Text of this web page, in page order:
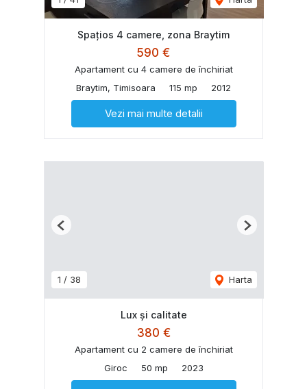
Spațios 4 camere, zona Braytim
590 €
Apartament cu 4 camere de închiriat
Braytim, Timisoara
115 mp 2012
Vezi mai multe detalii
1 / 38 Harta
Previous Next
Lux și calitate
380 €
Apartament cu 2 camere de închiriat
Giroc
50 mp 2023